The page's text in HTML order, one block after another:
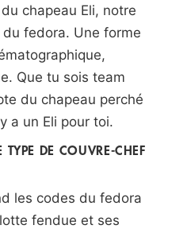
chapeau Eli, notre
fedora. Une forme
Que tu sois team
du chapeau perché
a un Eli pour toi.
TYPE DE COUVRE-CHEF
les codes du fedora
fendue et ses